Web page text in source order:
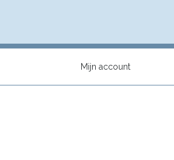
Mijn account